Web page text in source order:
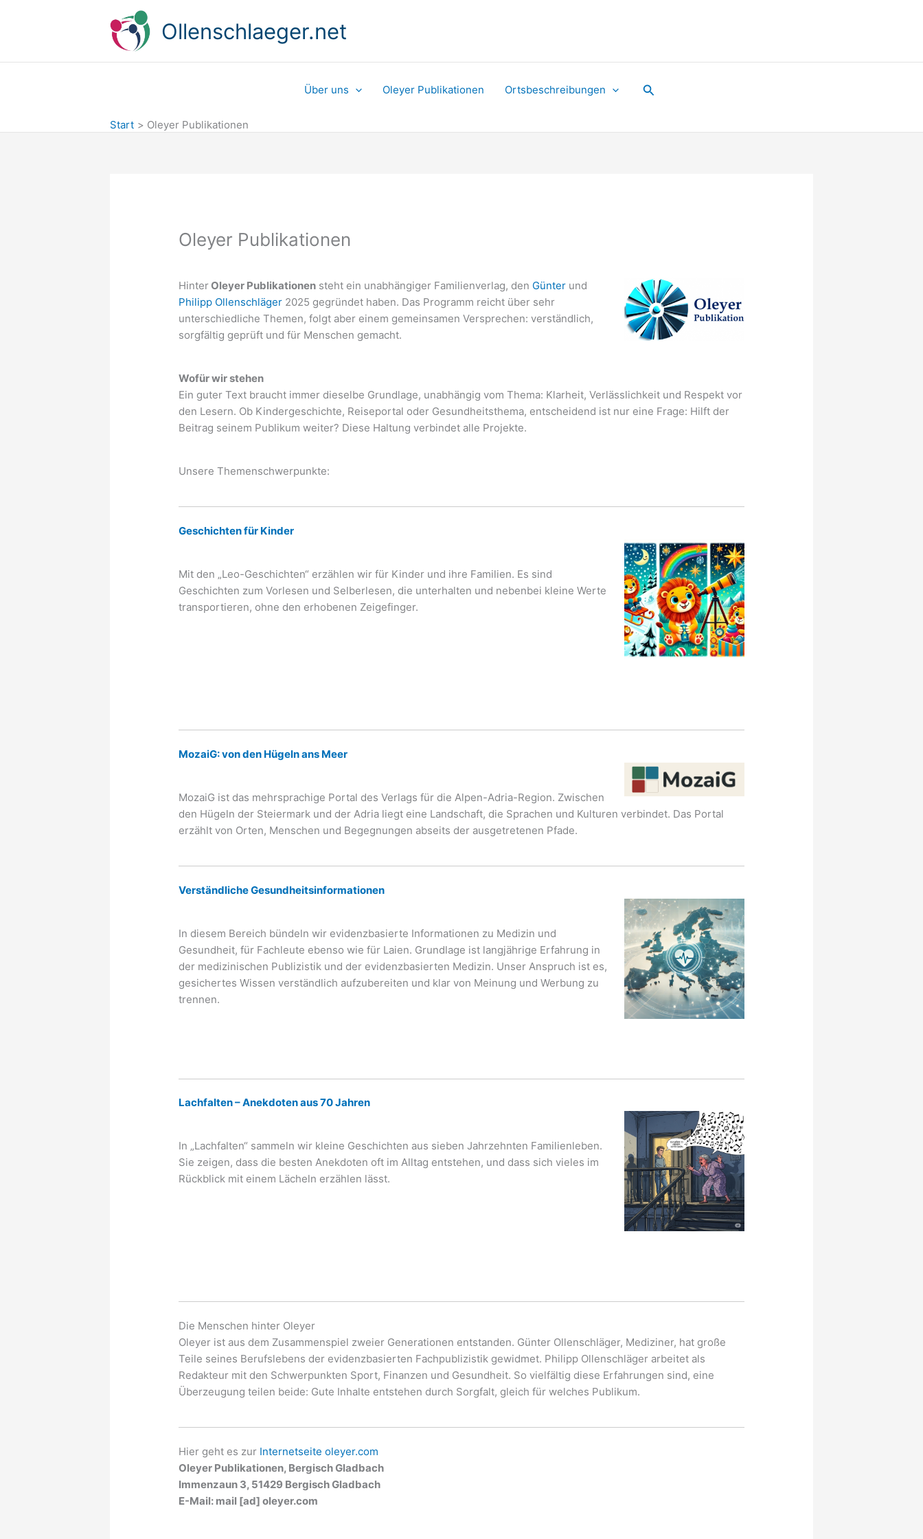
Ollenschlaeger.net
Über uns Oleyer Publikationen Ortsbeschreibungen Suchen
Start Oleyer Publikationen
Oleyer Publikationen
HinterOleyer Publikationen steht ein unabhängiger Familienverlag, den Günter und
Philipp Ollenschläger 2025 gegründet haben. Das Programm reicht über sehr
unterschiedliche Themen, folgt aber einem gemeinsamen Versprechen: verständlich,
sorgfältig geprüft und für Menschen gemacht.
Wofür wir stehen
Ein guter Text braucht immer dieselbe Grundlage, unabhängig vom Thema: Klarheit, Verlässlichkeit und Respekt vor
den Lesern. Ob Kindergeschichte, Reiseportal oder Gesundheitsthema, entscheidend ist nur eine Frage: Hilft der
Beitrag seinem Publikum weiter? Diese Haltung verbindet alle Projekte.
Unsere Themenschwerpunkte:
Geschichten für Kinder
Mit den „Leo-Geschichten“ erzählen wir für Kinder und ihre Familien. Es sind
Geschichten zum Vorlesen und Selberlesen, die unterhalten und nebenbei kleine Werte
transportieren, ohne den erhobenen Zeigefinger.
MozaiG: von den Hügeln ans Meer
MozaiG ist das mehrsprachige Portal des Verlags für die Alpen-Adria-Region. Zwischen
den Hügeln der Steiermark und der Adria liegt eine Landschaft, die Sprachen und Kulturen verbindet. Das Portal
erzählt von Orten, Menschen und Begegnungen abseits der ausgetretenen Pfade.
Verständliche Gesundheitsinformationen
In diesem Bereich bündeln wir evidenzbasierte Informationen zu Medizin und
Gesundheit, für Fachleute ebenso wie für Laien. Grundlage ist langjährige Erfahrung in
der medizinischen Publizistik und der evidenzbasierten Medizin. Unser Anspruch ist es,
gesichertes Wissen verständlich aufzubereiten und klar von Meinung und Werbung zu
trennen.
Lachfalten – Anekdoten aus 70 Jahren
In „Lachfalten“ sammeln wir kleine Geschichten aus sieben Jahrzehnten Familienleben.
Sie zeigen, dass die besten Anekdoten oft im Alltag entstehen, und dass sich vieles im
Rückblick mit einem Lächeln erzählen lässt.
Die Menschen hinter Oleyer
Oleyer ist aus dem Zusammenspiel zweier Generationen entstanden. Günter Ollenschläger, Mediziner, hat große
Teile seines Berufslebens der evidenzbasierten Fachpublizistik gewidmet. Philipp Ollenschläger arbeitet als
Redakteur mit den Schwerpunkten Sport, Finanzen und Gesundheit. So vielfältig diese Erfahrungen sind, eine
Überzeugung teilen beide: Gute Inhalte entstehen durch Sorgfalt, gleich für welches Publikum.
Hier geht es zur Internetseite oleyer.com
Oleyer Publikationen, Bergisch Gladbach
Immenzaun 3, 51429 Bergisch Gladbach
E-Mail: mail [ad] oleyer.com